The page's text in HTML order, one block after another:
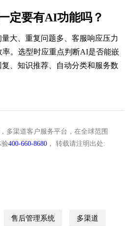
定要有AI功能吗？
大、重复问题多、客服响应压力
。选型时应重点判断AI是否能嵌
、知识推荐、自动分类和服务数
多渠道客户服务平台，在全球范围
验400-660-8680 ， 转载请注明出处:
售后管理系统 多渠道